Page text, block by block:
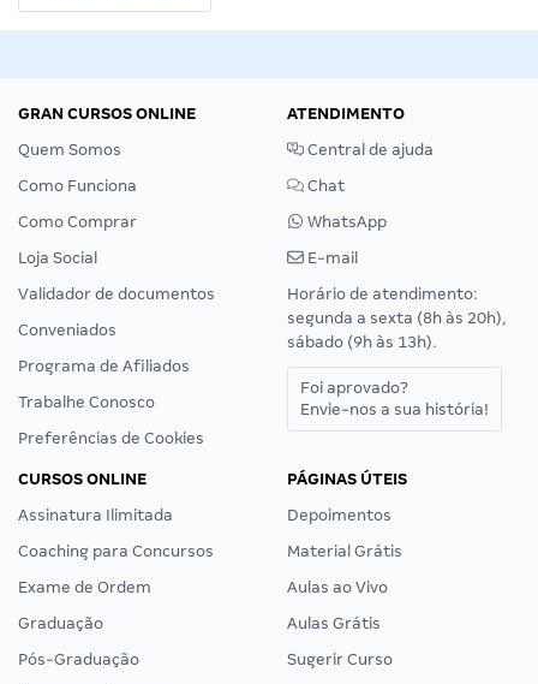
GRAN CURSOS ONLINE
Quem Somos
Como Funciona
Como Comprar
Loja Social
Validador de documentos
Conveniados
Programa de Afiliados
Trabalhe Conosco
Preferências de Cookies
ATENDIMENTO
Central de ajuda
Chat
WhatsApp
E-mail
Horário de atendimento:
segunda a sexta (8h às 20h),
sábado (9h às 13h).
Foi aprovado?
Envie-nos a sua história!
CURSOS ONLINE
Assinatura Ilimitada
Coaching para Concursos
Exame de Ordem
Graduação
Pós-Graduação
PÁGINAS ÚTEIS
Depoimentos
Material Grátis
Aulas ao Vivo
Aulas Grátis
Sugerir Curso